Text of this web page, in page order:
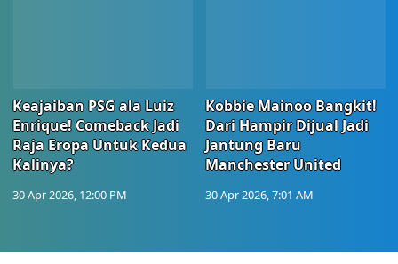
Keajaiban PSG ala Luiz
Enrique! Comeback Jadi
Raja Eropa Untuk Kedua
Kalinya?
30 Apr 2026, 12:00 PM
Kobbie Mainoo Bangkit!
Dari Hampir Dijual Jadi
Jantung Baru
Manchester United
30 Apr 2026, 7:01 AM